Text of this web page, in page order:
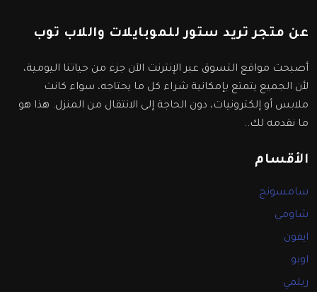
عن متجر تريد ستور للموبايلات واللاب توب
أصبحت مواقع التسوق عبر الإنترنت الآن جزء من حياتنا اليومية،
لأن الجميع يتمتع بإمكانية شراء كل ما يحتاجه، سواء كانت
ملابس أو إلكترونيات، دون الحاجة إلى الانتقال من المنزل. هذا هو
ما نقدمه لك..
الأقسام
سامسونج
شاومي
ايفون
اوبو
ريلمي